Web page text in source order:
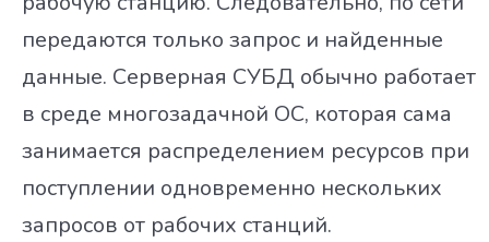
передаются только запрос и найденные
данные. Серверная СУБД обычно работает
в среде многозадачной ОС, которая сама
занимается распределением ресурсов при
поступлении одновременно нескольких
запросов от рабочих станций.